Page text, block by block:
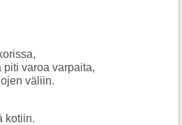
varoa varpaita,
väliin.
kotiin.